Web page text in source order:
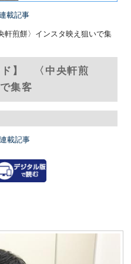
載記事
軒煎餅〉インスタ映え狙いで集
ド】 〈中央軒煎
集客
連載記事